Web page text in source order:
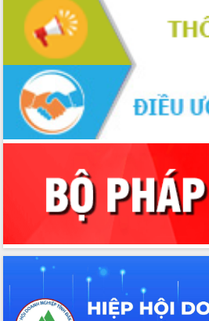
Lấy ý kiến điều chỉnh Quy hoạch tỉnh
Đắk Lắk thời kỳ 2021-2030, tầm nhìn
đến năm 2050
Phát động chiến dịch 30 ngày đêm
giải phóng mặt bằng Tuyến đường bộ
ven biển
Đắk Lắk nỗ lực thúc đẩy tăng trưởng
kinh tế từ 10% trở lên trong Quý
II/2026
Đắk Lắk ký kết thỏa thuận hợp tác về
chuyển đổi số giai đoạn 2026 – 2030
với Tập đoàn Bưu chính Viễn thông
Việt Nam
Thứ trưởng Bộ Y tế làm việc với tỉnh
Đắk Lắk về phát triển nhân lực y tế
cho trạm y tế cấp xã
Du lịch Đắk Lắk nâng tầm trải nghiệm
du khách thông qua Hệ thống cơ sở dữ
liệu và Bản đồ số